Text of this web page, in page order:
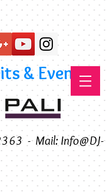
& Event DJ
- Mail: Info@DJ-